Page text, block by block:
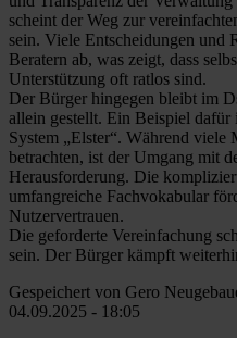
scheint der Weg zur
sein. Viele Entscheidungen und
Beratern ab, was zeigt, dass
Unterstützung oft ratlos sind.
Der Bürger hingegen bleibt im
allein gestellt. Ein Beispiel dafür
System „Elster“. Während viele
betrachten, ist der Umgang mit
Herausforderung. Die
umfangreiche Fachvokabular
Nutzervertrauen.
Die geforderte Vereinfachung
sein. Der Bürger kämpft
Gespeichert von Gero
04.09.2025 - 18:05